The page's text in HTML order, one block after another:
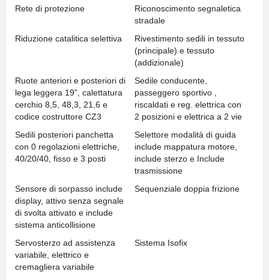
Rete di protezione
Riconoscimento segnaletica
stradale
Riduzione catalitica selettiva
Rivestimento sedili in tessuto
(principale) e tessuto
(addizionale)
Ruote anteriori e posteriori di
lega leggera 19", calettatura
cerchio 8,5, 48,3, 21,6 e
codice costruttore CZ3
Sedile conducente,
passeggero sportivo ,
riscaldati e reg. elettrica con
2 posizioni e elettrica a 2 vie
Sedili posteriori panchetta
con 0 regolazioni elettriche,
40/20/40, fisso e 3 posti
Selettore modalità di guida
include mappatura motore,
include sterzo e Include
trasmissione
Sensore di sorpasso include
display, attivo senza segnale
di svolta attivato e include
sistema anticollisione
Sequenziale doppia frizione
Servosterzo ad assistenza
variabile, elettrico e
cremagliera variabile
Sistema Isofix